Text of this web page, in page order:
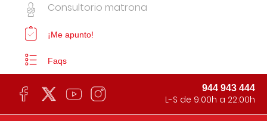
Consultorio matrona
¡Me apunto!
Faqs
944 943 444
L-S de 9:00h a 22:00h